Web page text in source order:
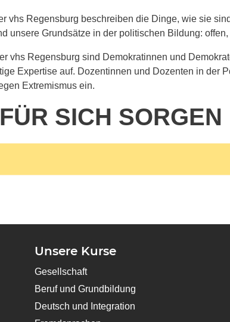
vhs Regensburg beschreiben die Dinge, wie sie
unsere Grundsätze in der politischen Bildung:
vhs Regensburg sind Demokratinnen und
Expertise auf. Dozentinnen und Dozenten in der
Extremismus ein.
SICH SORGEN
Unsere Kurse
Gesellschaft
Beruf und Grundbildung
Deutsch und Integration